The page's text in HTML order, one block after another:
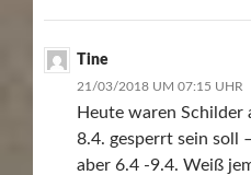
Tine
21/03/2018 UM 07:15 UHR
Heute waren Schilder
8.4. gesperrt sein soll
aber 6.4 -9.4. Weiß